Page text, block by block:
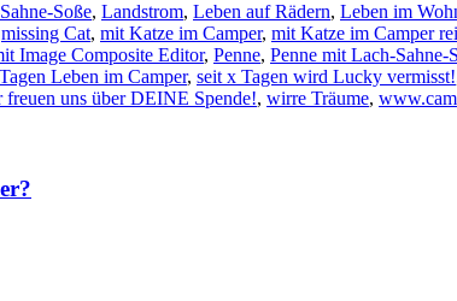
Soße, Landstrom, Leben auf Rädern, Leben im
missing Cat, mit Katze im Camper, mit Katze im Camper
Image Composite Editor, Penne, Penne mit Lach-Sahne-
Leben im Camper, seit x Tagen wird Lucky vermisst!
freuen uns über DEINE Spende!, wirre Träume,